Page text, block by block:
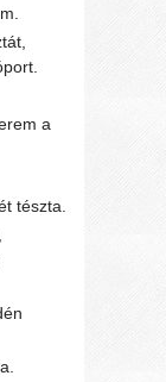
a
tészta.